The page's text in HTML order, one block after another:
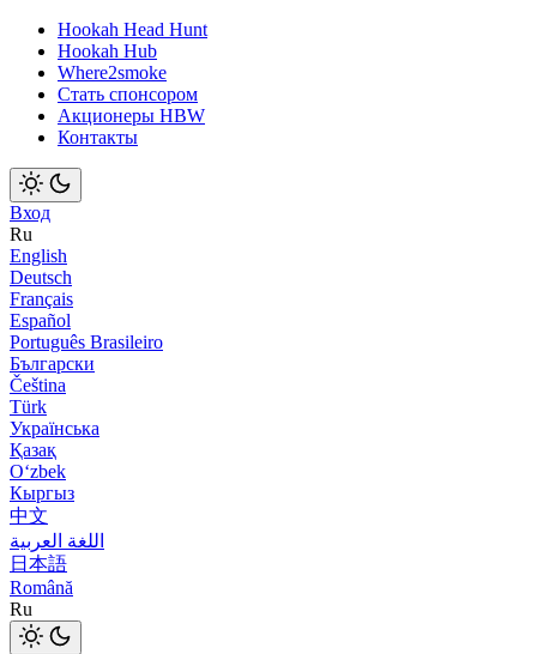
Hookah Head Hunt
Hookah Hub
Where2smoke
Стать спонсором
Акционеры HBW
Контакты
Вход
Ru
English
Deutsch
Français
Español
Português Brasileiro
Български
Čeština
Türk
Українська
Қазақ
Оʻzbek
Кыргыз
中文
اللغة العربية
日本語
Română
Ru